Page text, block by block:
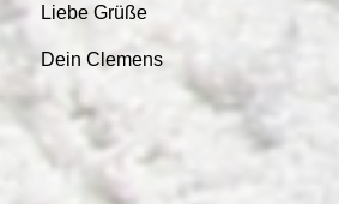
Liebe Grüße
Dein Clemens